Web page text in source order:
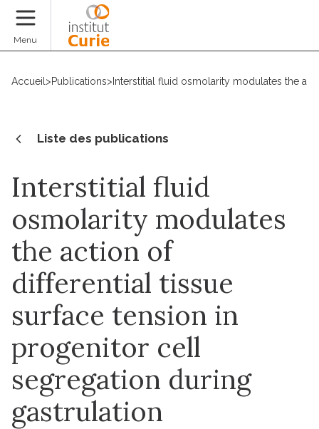
Menu
Accueil >Publications> Interstitial fluid osmolarity modulates the
Liste des publications
Interstitial fluid
osmolarity modulates
the action of
differential tissue
surface tension in
progenitor cell
segregation during
gastrulation